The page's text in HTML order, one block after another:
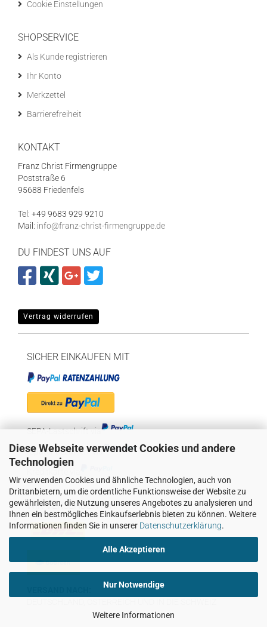
Diese Webseite verwendet Cookies und andere
Technologien
Wir verwenden Cookies und ähnliche Technologien, auch von
Drittanbietern, um die ordentliche Funktionsweise der Website zu
gewährleisten, die Nutzung unseres Angebotes zu analysieren und
Ihnen ein bestmögliches Einkaufserlebnis bieten zu können. Weitere
Informationen finden Sie in unserer Datenschutzerklärung.
Alle Akzeptieren
Nur Notwendige
Weitere Informationen
Cookie Einstellungen
SHOPSERVICE
Als Kunde registrieren
Ihr Konto
Merkzettel
Barrierefreiheit
KONTAKT
Franz Christ Firmengruppe
Poststraße 6
95688 Friedenfels
Tel: +49 9683 929 9210
Mail: info@franz-christ-firmengruppe.de
DU FINDEST UNS AUF
Vertrag widerrufen
SICHER EINKAUFEN MIT
SEPA-Lastschrift via
"Später bezahlen" via
WIR VERSENDEN MIT